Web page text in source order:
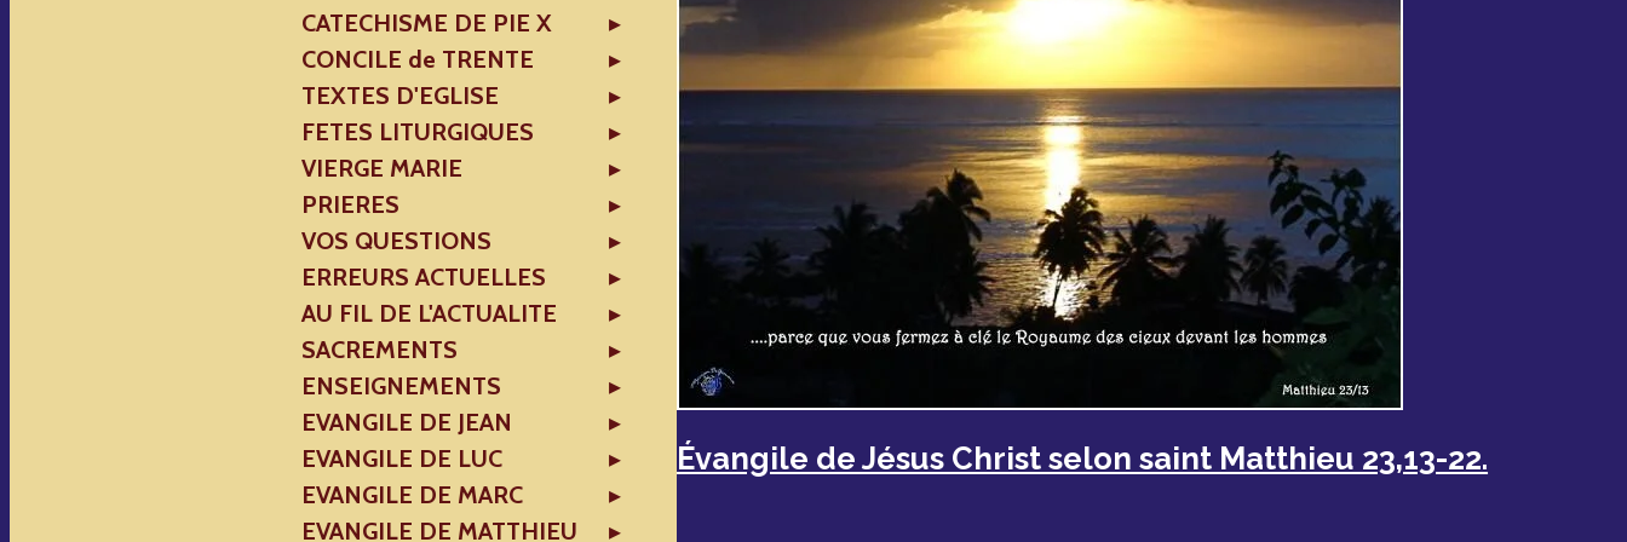
Évangile de Jésus Christ selon saint Matthieu 23,13-22.
CATECHISME DE PIE X
CONCILE de TRENTE
TEXTES D'EGLISE
FETES LITURGIQUES
VIERGE MARIE
PRIERES
VOS QUESTIONS
ERREURS ACTUELLES
AU FIL DE L'ACTUALITE
SACREMENTS
ENSEIGNEMENTS
EVANGILE DE JEAN
EVANGILE DE LUC
EVANGILE DE MARC
EVANGILE DE MATTHIEU